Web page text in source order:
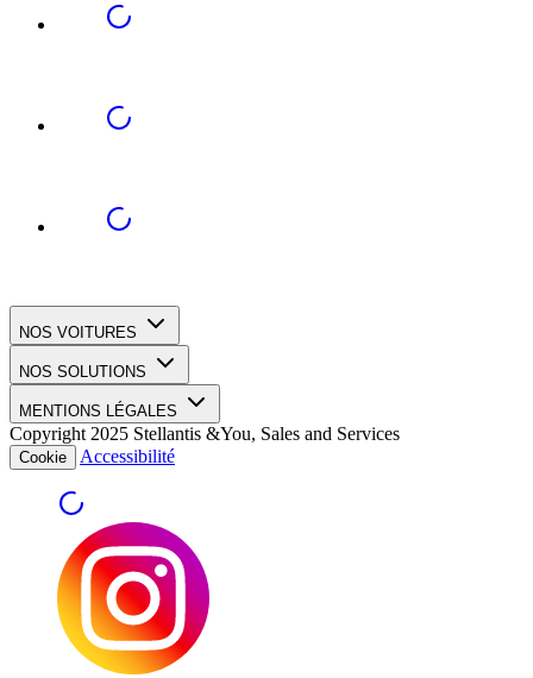
NOS VOITURES
NOS SOLUTIONS
MENTIONS LÉGALES
Copyright 2025 Stellantis &You, Sales and Services
Cookie Accessibilité